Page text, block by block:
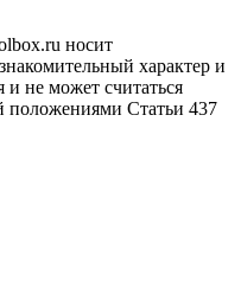
носит
характер и
и не может считаться
положениями Статьи 437